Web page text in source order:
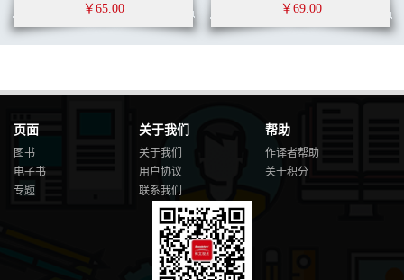
￥65.00 ￥69.00
页面
图书
电子书
专题
关于我们
关于我们
用户协议
联系我们
帮助
作译者帮助
关于积分